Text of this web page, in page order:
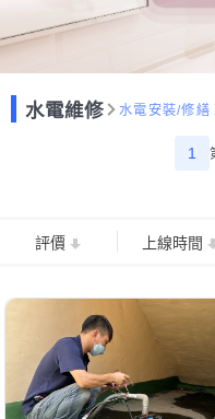
水電維修 水電安裝/修繕
1
評價 上線時間